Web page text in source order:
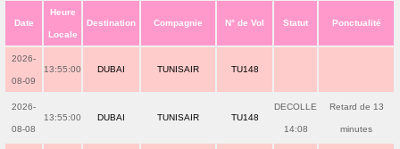
Date
Heure
Locale
Destination Compagnie N° de Vol Statut Ponctualité
2026-
08-09
13:55:00 DUBAI TUNISAIR TU148
2026-
08-08
13:55:00 DUBAI TUNISAIR TU148
DECOLLE
14:08
Retard de 13
minutes